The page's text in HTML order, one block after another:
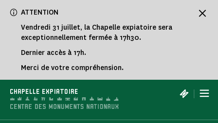
ATTENTION
Vendredi 31 juillet, la Chapelle expiatoire sera
exceptionnellement fermée à 17h30.
Dernier accès à 17h.
Merci de votre compréhension.
CHAPELLE EXPIATOIRE |